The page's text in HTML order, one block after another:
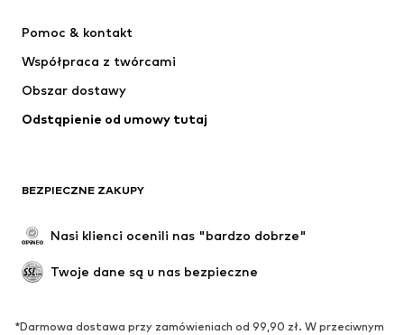
Kurtki
Bielizna
Płaszcze
Spódnice
Specjalne okazje
Ekskluzywne
Nowości Na czasie
Pomoc & kontakt
Współpraca z twórcami
Obszar dostawy
Odstąpienie od umowy tutaj
BEZPIECZNE ZAKUPY
Nasi klienci ocenili nas "bardzo dobrze"
Twoje dane są u nas bezpieczne
*Darmowa dostawa przy zamówieniach od 99,90 zł. W przeciwnym